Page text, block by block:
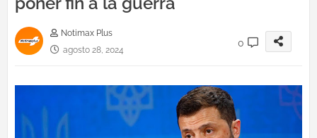
Notimax Plus
agosto 28, 2024
0